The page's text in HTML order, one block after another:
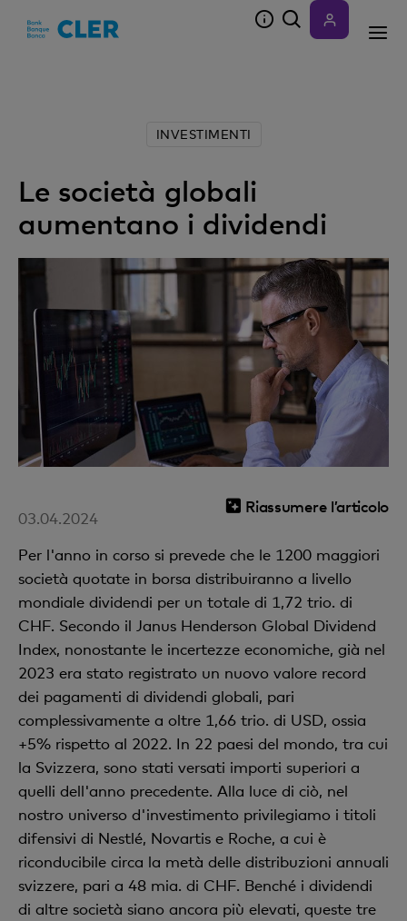
INVESTIMENTI
Le società globali
aumentano i dividendi
Riassumere l’articolo
03.04.2024
Per l'anno in corso si prevede che le 1200 maggiori
società quotate in borsa distribuiranno a livello
mondiale dividendi per un totale di 1,72 trio. di
CHF. Secondo il Janus Henderson Global Dividend
Index, nonostante le incertezze economiche, già nel
2023 era stato registrato un nuovo valore record
dei pagamenti di dividendi globali, pari
complessivamente a oltre 1,66 trio. di USD, ossia
+5% rispetto al 2022. In 22 paesi del mondo, tra cui
la Svizzera, sono stati versati importi superiori a
quelli dell'anno precedente. Alla luce di ciò, nel
nostro universo d'investimento privilegiamo i titoli
difensivi di Nestlé, Novartis e Roche, a cui è
riconducibile circa la metà delle distribuzioni annuali
svizzere, pari a 48 mia. di CHF. Benché i dividendi
di altre società siano ancora più elevati, queste tre